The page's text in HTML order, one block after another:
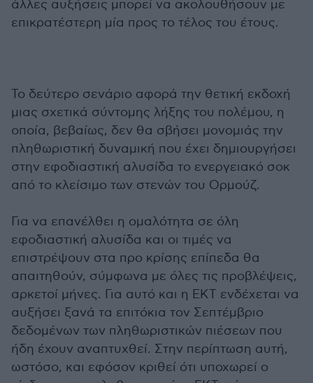
άλλες αυξήσεις μπορεί να ακολουθήσουν με
επικρατέστερη μία προς το τέλος του έτους.
Το δεύτερο σενάριο αφορά την θετική εκδοχή
μιας σχετικά σύντομης λήξης του πολέμου, η
οποία, βεβαίως, δεν θα σβήσει μονομιάς την
πληθωριστική δυναμική που έχει δημιουργήσει
στην εφοδιαστική αλυσίδα το ενεργειακό σοκ
από το κλείσιμο των στενών του Ορμούζ.
Για να επανέλθει η ομαλότητα σε όλη
εφοδιαστική αλυσίδα και οι τιμές να
επιστρέψουν στα προ κρίσης επίπεδα θα
απαιτηθούν, σύμφωνα με όλες τις προβλέψεις,
αρκετοί μήνες. Για αυτό και η ΕΚΤ ενδέχεται να
αυξήσει ξανά τα επιτόκια τον Σεπτέμβριο
δεδομένων των πληθωριστικών πιέσεων που
ήδη έχουν αναπτυχθεί. Στην περίπτωση αυτή,
ωστόσο, και εφόσον κριθεί ότι υποχωρεί ο